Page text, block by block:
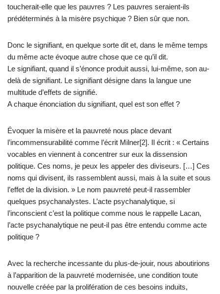
toucherait-elle que les pauvres ? Les pauvres seraient-ils
prédéterminés à la misère psychique ? Bien sûr que non.
Donc le signifiant, en quelque sorte dit et, dans le même temps
du même acte évoque autre chose que ce qu’il dit.
Le signifiant, quand il s’énonce produit aussi, lui-même, son au-
delà de signifiant. Le signifiant désigne dans la langue une
multitude d’effets de signifié.
A chaque énonciation du signifiant, quel est son effet ?
Évoquer la misère et la pauvreté nous place devant
l’incommensurabilité comme l’écrit Milner[2]. Il écrit : « Certains
vocables en viennent à concentrer sur eux la dissension
politique. Ces noms, je peux les appeler des diviseurs. […] Ces
noms qui divisent, ils rassemblent aussi, mais à la suite et sous
l’effet de la division. » Le nom pauvreté peut-il rassembler
quelques psychanalystes. L’acte psychanalytique, si
l’inconscient c’est la politique comme nous le rappelle Lacan,
l’acte psychanalytique ne peut-il pas être entendu comme acte
politique ?
Avec la recherche incessante du plus-de-jouir, nous aboutirions
à l’apparition de la pauvreté modernisée, une condition toute
nouvelle créée par la prolifération de ces besoins induits,